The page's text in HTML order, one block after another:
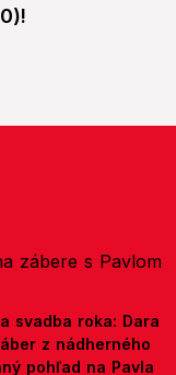
svadba roka: Dara
z nádherného
pohľad na Pavla